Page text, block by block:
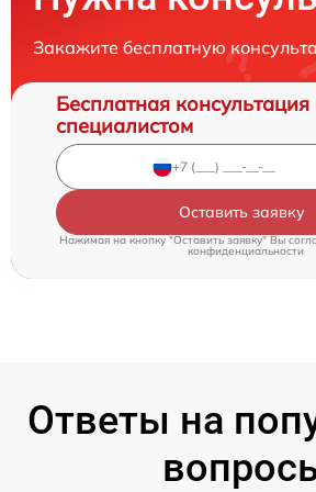
Закажите бесплатную
Бесплатная консультация
специалистом
Оставить заявку
Нажимая на кнопку "Оставить заявку" Вы
конфиденциальности
Ответы на